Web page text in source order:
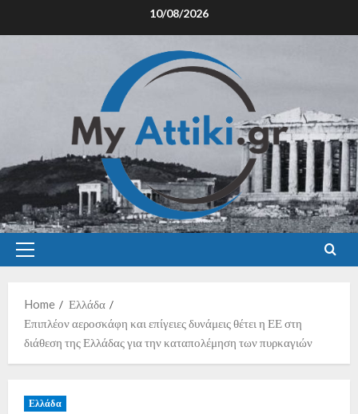
10/08/2026
Home
Ελλάδα
Επιπλέον αεροσκάφη και επίγειες δυνάμεις θέτει η ΕΕ στη
διάθεση της Ελλάδας για την καταπολέμηση των πυρκαγιών
Ελλάδα